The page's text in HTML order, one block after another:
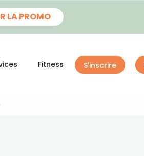
LA PROMO
Fitness S'inscrire